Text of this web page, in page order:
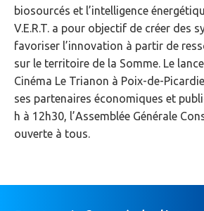
biosourcés et l’intelligence
V.E.R.T. a pour objectif de créer des
favoriser l’innovation à partir de
sur le territoire de la Somme. Le
Cinéma Le Trianon à Poix-de-
ses partenaires économiques et
h à 12h30, l’Assemblée Générale
ouverte à tous.